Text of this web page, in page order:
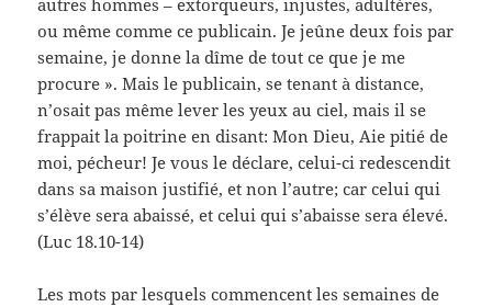
autres hommes – extorqueurs, injustes, adultères,
ou même comme ce publicain. Je jeûne deux fois par
semaine, je donne la dîme de tout ce que je me
procure ». Mais le publicain, se tenant à distance,
n’osait pas même lever les yeux au ciel, mais il se
frappait la poitrine en disant: Mon Dieu, Aie pitié de
moi, pécheur! Je vous le déclare, celui-ci redescendit
dans sa maison justifié, et non l’autre; car celui qui
s’élève sera abaissé, et celui qui s’abaisse sera élevé.
(Luc 18.10-14)
Les mots par lesquels commencent les semaines de